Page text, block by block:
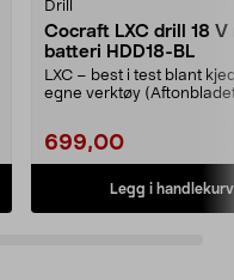
Drill
Cocraft LXC drill 18 V
batteri HDD18-BL
LXC – best i test blant
egne verktøy
699,00
Legg i handlekurv